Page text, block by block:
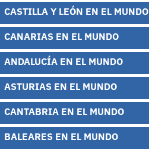
CASTILLA Y LEÓN EN EL MUNDO
CANARIAS EN EL MUNDO
ANDALUCÍA EN EL MUNDO
ASTURIAS EN EL MUNDO
CANTABRIA EN EL MUNDO
BALEARES EN EL MUNDO